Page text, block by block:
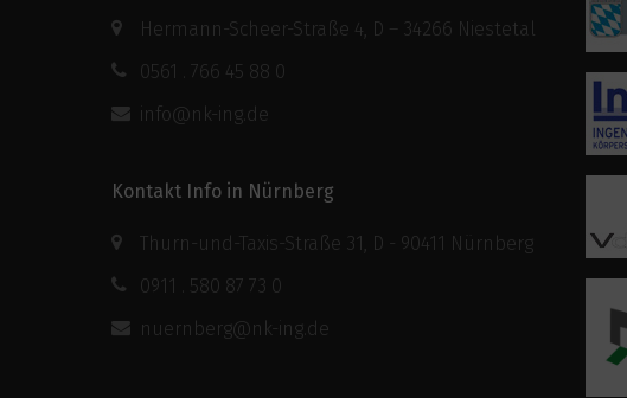
Hermann-Scheer-Straße 4, D – 34266 Niestetal
0561 . 766 45 88 0
info@nk-ing.de
Kontakt Info in Nürnberg
Thurn-und-Taxis-Straße 31, D - 90411 Nürnberg
0911 . 580 87 73 0
nuernberg@nk-ing.de